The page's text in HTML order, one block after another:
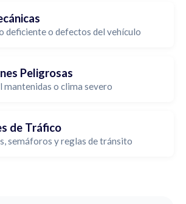
deficiente o defectos del vehículo
Peligrosas
mantenidas o clima severo
de Tráfico
semáforos y reglas de tránsito